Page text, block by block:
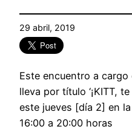
29 abril, 2019
Este encuentro a
lleva por título ‘¡KITT,
este jueves [día 2] en
16:00 a 20:00 horas